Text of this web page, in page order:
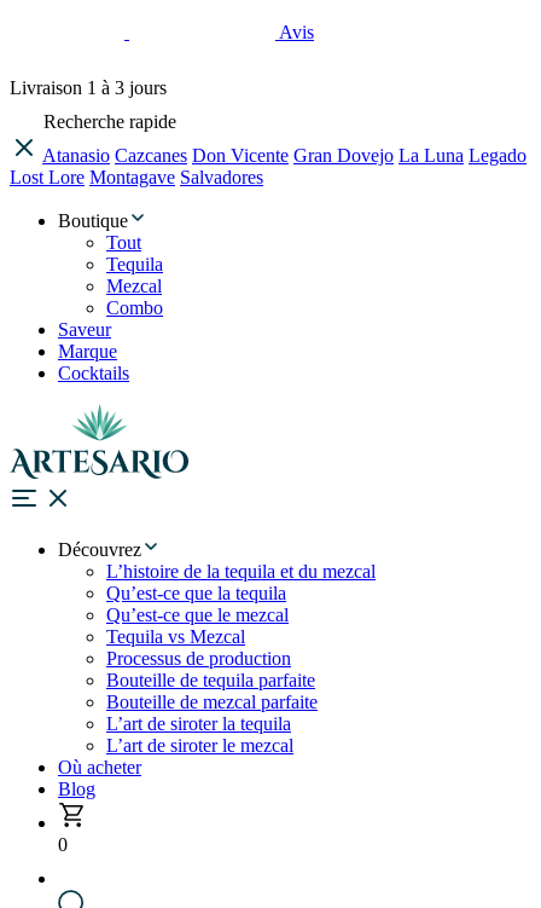
Avis
Livraison 1 à 3 jours
Recherche rapide
Atanasio Cazcanes Don Vicente Gran Dovejo La Luna Legado
Lost Lore Montagave Salvadores
Boutique
Tout
Tequila
Mezcal
Combo
Saveur
Marque
Cocktails
Découvrez
L’histoire de la tequila et du mezcal
Qu’est-ce que la tequila
Qu’est-ce que le mezcal
Tequila vs Mezcal
Processus de production
Bouteille de tequila parfaite
Bouteille de mezcal parfaite
L’art de siroter la tequila
L’art de siroter le mezcal
Où acheter
Blog
0